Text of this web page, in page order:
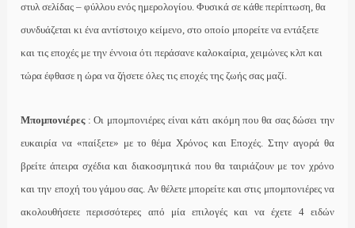
στυλ σελίδας – φύλλου ενός ημερολογίου. Φυσικά σε κάθε περίπτωση, θα
συνδυάζεται κι ένα αντίστοιχο κείμενο, στο οποίο μπορείτε να εντάξετε
και τις εποχές με την έννοια ότι περάσανε καλοκαίρια, χειμώνες κλπ και
τώρα έφθασε η ώρα να ζήσετε όλες τις εποχές της ζωής σας μαζί.
Μπομπονιέρες: Οι μπομπονιέρες είναι κάτι ακόμη που θα σας δώσει την
ευκαιρία να «παίξετε» με το θέμα Χρόνος και Εποχές. Στην αγορά θα
βρείτε άπειρα σχέδια και διακοσμητικά που θα ταιριάζουν με τον χρόνο
και την εποχή του γάμου σας. Αν θέλετε μπορείτε και στις μπομπονιέρες να
ακολουθήσετε περισσότερες από μία επιλογές και να έχετε 4 ειδών